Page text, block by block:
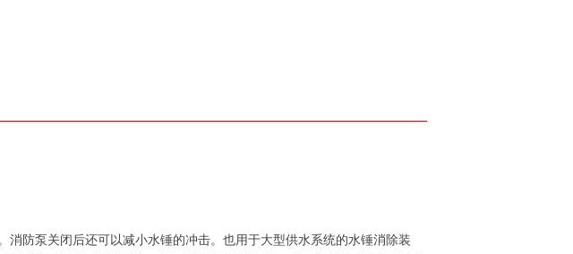
防泵关闭后还可以减小水锤的冲击。也用于大型供水系统的水锤消除装